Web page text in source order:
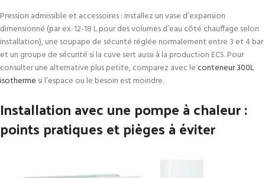
Pression admissible et accessoires : installez un vase d’expansion
dimensionné (par ex. 12-18 L pour des volumes d’eau côté chauffage selon
installation), une soupape de sécurité réglée normalement entre 3 et 4 bar
et un groupe de sécurité si la cuve sert aussi à la production ECS. Pour
consulter une alternative plus petite, comparez avec leconteneur 300L
isotherme si l’espace ou le besoin est moindre.
Installation avec une pompe à chaleur :
points pratiques et pièges à éviter